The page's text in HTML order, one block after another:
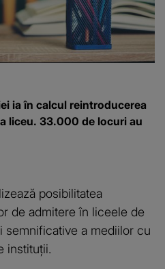
ia în calcul reintroducerea
liceu. 33.000 de locuri au
posibilitatea
de admitere în liceele de
semnificative a mediilor cu
instituții.